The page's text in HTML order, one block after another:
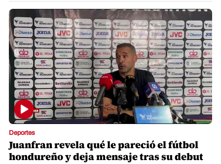
Deportes
Juanfran revela qué le pareció el fútbol
hondureño y deja mensaje tras su debut